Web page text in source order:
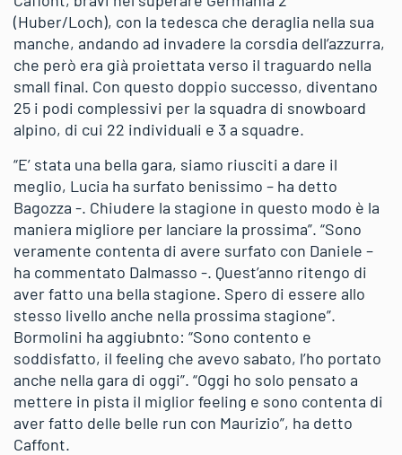
(Huber/Loch), con la tedesca che deraglia nella sua
manche, andando ad invadere la corsdia dell’azzurra,
che però era già proiettata verso il traguardo nella
small final. Con questo doppio successo, diventano
25 i podi complessivi per la squadra di snowboard
alpino, di cui 22 individuali e 3 a squadre.
“E’ stata una bella gara, siamo riusciti a dare il
meglio, Lucia ha surfato benissimo – ha detto
Bagozza -. Chiudere la stagione in questo modo è la
maniera migliore per lanciare la prossima”. “Sono
veramente contenta di avere surfato con Daniele –
ha commentato Dalmasso -. Quest’anno ritengo di
aver fatto una bella stagione. Spero di essere allo
stesso livello anche nella prossima stagione”.
Bormolini ha aggiubnto: “Sono contento e
soddisfatto, il feeling che avevo sabato, l’ho portato
anche nella gara di oggi”. “Oggi ho solo pensato a
mettere in pista il miglior feeling e sono contenta di
aver fatto delle belle run con Maurizio”, ha detto
Caffont.